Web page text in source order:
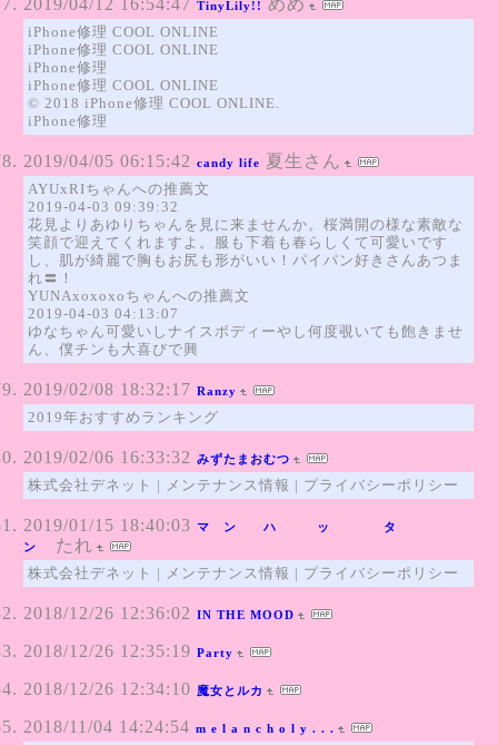
2019/04/12 16:54:47 TinyLily!! めめ
iPhone修理 COOL ONLINE
iPhone修理 COOL ONLINE
iPhone修理
iPhone修理 COOL ONLINE
© 2018 iPhone修理 COOL ONLINE.
iPhone修理
2019/04/05 06:15:42 candy life 夏生さん
AYUxRIちゃんへの推薦文
2019-04-03 09:39:32
花見よりあゆりちゃんを見に来ませんか。桜満開の様な素敵な
笑顔で迎えてくれますよ。服も下着も春らしくて可愛いです
し、肌が綺麗で胸もお尻も形がいい！パイパン好きさんあつま
れ〓！
YUNAxoxoxoちゃんへの推薦文
2019-04-03 04:13:07
ゆなちゃん可愛いしナイスボディーやし何度覗いても飽きませ
ん、僕チンも大喜びで興
2019/02/08 18:32:17 Ranzy
2019年おすすめランキング
2019/02/06 16:33:32 みずたまおむつ
株式会社デネット | メンテナンス情報 | プライバシーポリシー
2019/01/15 18:40:03 マ ン ハ ッ タ
ン
たれ
株式会社デネット | メンテナンス情報 | プライバシーポリシー
2018/12/26 12:36:02 IN THE MOOD
2018/12/26 12:35:19 Party
2018/12/26 12:34:10 魔女とルカ
2018/11/04 14:24:54 m e l a n c h o l y . . .